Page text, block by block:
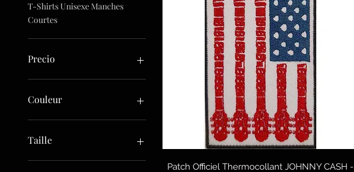
T-Shirts Unisexe Manches
Courtes
Precio
Couleur
Taille
L
Vista rápida
Patch Officiel Thermocollant JOHNNY CASH -